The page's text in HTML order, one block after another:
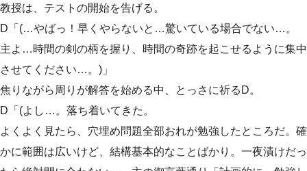
教授は、テストの開始を告げる。
D「(…やばっ！早くやらないと…驚いている場合でない…。
主よ…時間の剣の柄を握り、時間の奇跡を起こせるように集中
させてください…。)」
焦りながら周りが解答を始める中、とっさに祈るD。
D「(よし…。落ち着いてきた。
よくよく見たら、穴埋め問題全部おれが勉強したところだ。確
かに範囲は広いけど、結構基本的なことばかり。一夜漬けだっ